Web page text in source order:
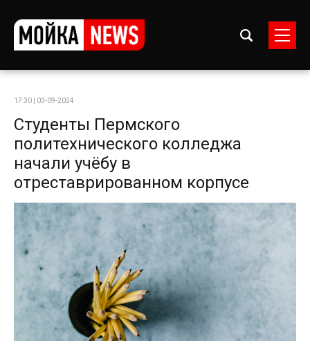
17:30 | 03-09-2024
Студенты Пермского
политехнического колледжа
начали учёбу в
отреставрированном корпусе